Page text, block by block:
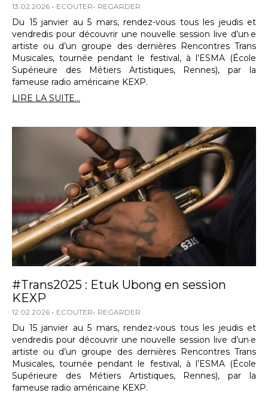
13.02.2026 ECOUTER REGARDER
Du 15 janvier au 5 mars, rendez-vous tous les jeudis et
vendredis pour découvrir une nouvelle session live d’un·e
artiste ou d’un groupe des dernières Rencontres Trans
Musicales, tournée pendant le festival, à l’ESMA (École
Supérieure des Métiers Artistiques, Rennes), par la
fameuse radio américaine KEXP.
LIRE LA SUITE...
#Trans2025 : Etuk Ubong en session
KEXP
12.02.2026 ECOUTER REGARDER
Du 15 janvier au 5 mars, rendez-vous tous les jeudis et
vendredis pour découvrir une nouvelle session live d’un·e
artiste ou d’un groupe des dernières Rencontres Trans
Musicales, tournée pendant le festival, à l’ESMA (École
Supérieure des Métiers Artistiques, Rennes), par la
fameuse radio américaine KEXP.